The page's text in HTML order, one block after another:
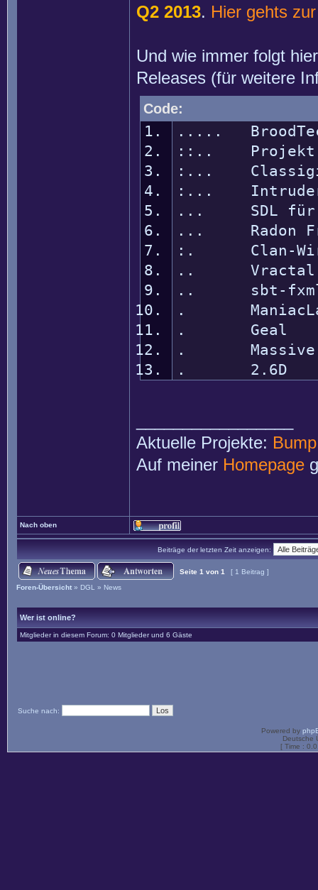
Q2 2013. Hier gehts
Und wie immer folgt
Releases (für weitere
Code:
.....
::.. Projekt
:...
:... Intruder
... SDL für
... Radon
:. Clan-
.. Vractal -
.. sbt-
.
. Geal
. Massive
. 2.6D
Aktuelle Projekte:
Auf meiner Homepage
Nach oben
Beiträge der letzten Zeit anzeigen:
Seite 1 von 1
[ 1 Beitrag ]
Foren-Übersicht » DGL » News
Wer ist online?
Mitglieder in diesem Forum: 0 Mitglieder und 6 Gäste
Suche nach:
Powered by
Deutsche
[ Time :